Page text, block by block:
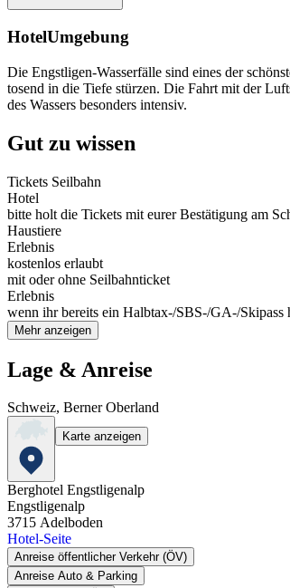
HotelUmgebung
Die Engstligen-Wasserfälle sind eines der
tosend in die Tiefe stürzen. Die Fahrt mit der
des Wassers besonders intensiv.
Gut zu wissen
Tickets Seilbahn
Hotel
bitte holt die Tickets mit eurer Bestätigung am
Haustiere
Erlebnis
kostenlos erlaubt
mit oder ohne Seilbahnticket
Erlebnis
wenn ihr bereits ein Halbtax-/SBS-/GA-/Skipass
Mehr anzeigen
Lage & Anreise
Schweiz, Berner Oberland
Karte anzeigen
Berghotel Engstligenalp
Engstligenalp
3715 Adelboden
Hotel-Seite
Anreise öffentlicher Verkehr (ÖV)
Anreise Auto & Parking